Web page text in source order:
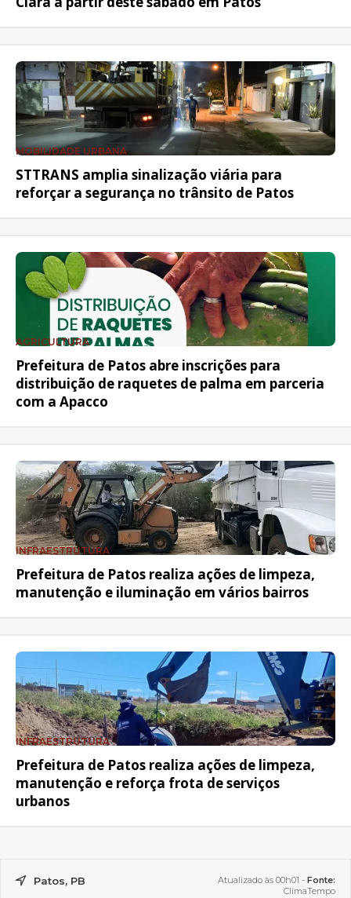
MOBILIDADE URBANA
STTRANS amplia sinalização viária para
reforçar a segurança no trânsito de Patos
AGRICULTURA
Prefeitura de Patos abre inscrições para
distribuição de raquetes de palma em parceria
com a Apacco
INFRAESTRUTURA
Prefeitura de Patos realiza ações de limpeza,
manutenção e iluminação em vários bairros
INFRAESTRUTURA
Prefeitura de Patos realiza ações de limpeza,
manutenção e reforça frota de serviços
urbanos
Patos, PB Atualizado às 00h01 - Fonte:
ClimaTempo